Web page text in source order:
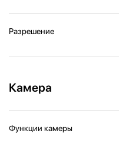
Разрешение
Камера
Функции камеры